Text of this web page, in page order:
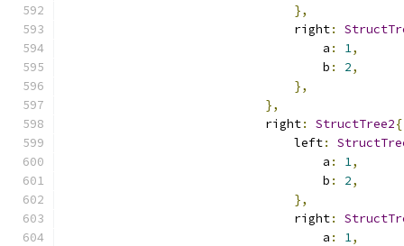
},
                                right
:
                                    a
: 1,
                                    b
: 2,
},
},
                            right
: StructTree2{
                                left
:
                                    a
: 1,
                                    b
: 2,
},
                                right
:
                                    a
: 1,